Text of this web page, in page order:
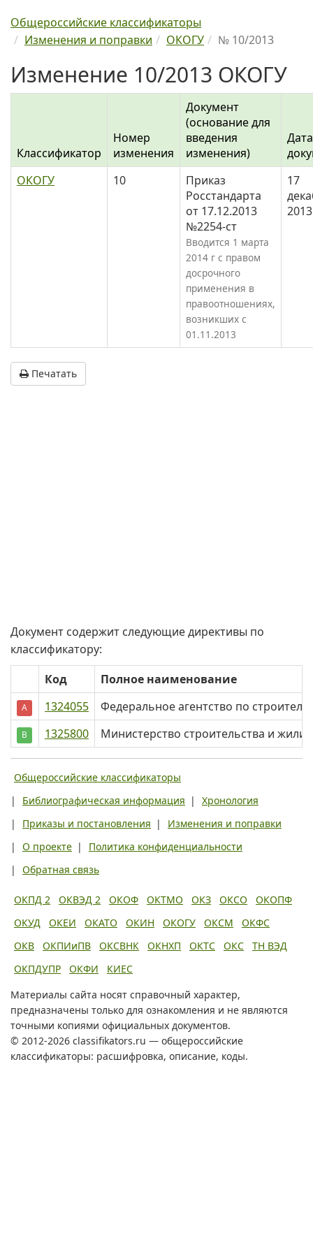
Общероссийские классификаторы
Изменения и поправки
ОКОГУ № 10/2013
Изменение 10/2013 ОКОГУ
Классификатор
Номер
изменения
Документ
(основание для
введения
изменения)
Дата
ОКОГУ
10
Приказ
Росстандарта
от 17.12.2013
№2254-ст
Вводится 1 марта
2014 г с правом
досрочного
применения в
правоотношениях,
возникших с
01.11.2013
17
Печатать
Документ содержит следующие директивы по
классификатору:
Код
Полное наименование
А 1324055 Федеральное агентство по
В 1325800 Министерство строительства и
Общероссийские классификаторы
|
Библиографическая информация |
Хронология
|
Приказы и постановления |
Изменения и поправки
|
О проекте |
Политика конфиденциальности
|
Обратная связь
ОКПД 2 ОКВЭД 2 ОКОФ ОКТМО ОКЗ ОКСО
ОКОПФ
ОКУД
ОКЕИ ОКАТО ОКИН ОКОГУ ОКСМ
ОКФС
ОКВ
ОКПИиПВ ОКСВНК ОКНХП ОКТС ОКС
ТН ВЭД
ОКПДУПР
ОКФИ
КИЕС
Материалы сайта носят справочный характер,
предназначены только для ознакомления и не являются
точными копиями официальных документов.
© 2012-2026 classifikators.ru — общероссийские
классификаторы: расшифровка, описание, коды.